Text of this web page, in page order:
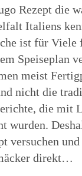
Rezept die
Italiens
ist für Viele
Speiseplan
meist
nicht die
die mit
wurden.
versuchen
direkt…